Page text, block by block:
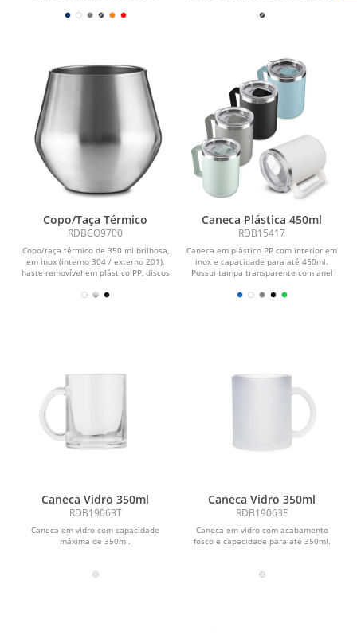
Copo/Taça Térmico
RDBCO9700
Copo/taça térmico de 350 ml brilhosa,
em inox (interno 304 / externo 201),
haste removível em plástico PP, discos
Caneca Plástica 450ml
RDB15417
Caneca em plástico PP com interior em
inox e capacidade para até 450ml.
Possui tampa transparente com anel
Caneca Vidro 350ml
RDB19063T
Caneca em vidro com capacidade
máxima de 350ml.
Caneca Vidro 350ml
RDB19063F
Caneca em vidro com acabamento
fosco e capacidade para até 350ml.